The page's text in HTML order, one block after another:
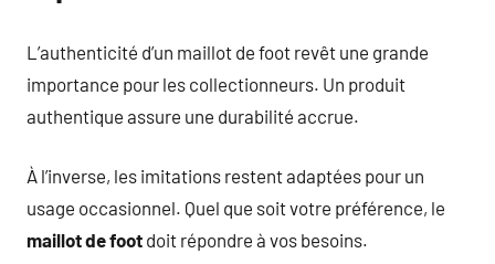
L’authenticité d’un maillot de foot revêt une grande
importance pour les collectionneurs. Un produit
authentique assure une durabilité accrue.
À l’inverse, les imitations restent adaptées pour un
usage occasionnel. Quel que soit votre préférence, le
maillot de foot doit répondre à vos besoins.